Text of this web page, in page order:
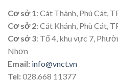
Cơ sở 1: Cát Thành, Phù Cát,
Cơ sở 2: Cát Khánh, Phù Cát,
Cơ sở 3: Tổ 4, khu vực 7,
Nhơn
Email: info@vnct.vn
Tel:028.668 11377